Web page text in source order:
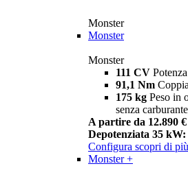
Monster
Monster
Monster
111 CV Potenza
91,1 Nm Coppia
175 kg Peso in
senza carburante
A partire da 12.890 €
Depotenziata 35 kW:
Configura scopri di più
Monster +